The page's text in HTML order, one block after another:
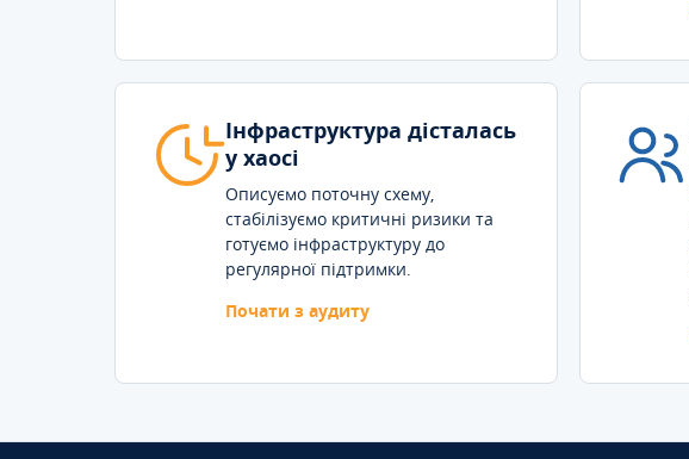
Інфраструктура дісталась
у хаосі
Описуємо поточну схему,
стабілізуємо критичні ризики та
готуємо інфраструктуру до
регулярної підтримки.
Почати з аудиту